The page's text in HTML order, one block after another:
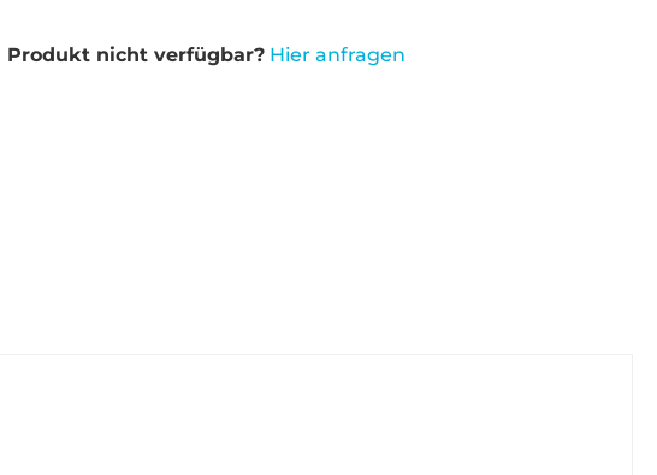
Produkt nicht verfügbar? Hier anfragen